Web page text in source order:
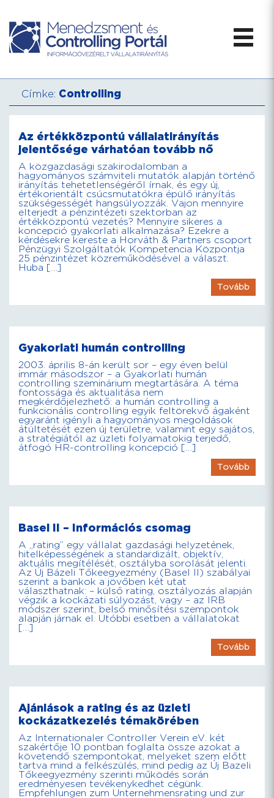
Címke: Controlling
Az értékközpontú vállalatirányítás
jelentősége várhatóan tovább nő
A közgazdasági szakirodalomban a
hagyományos számviteli mutatók alapján történő
irányítás tehetetlenségéről írnak, és egy új,
értékorientált csúcsmutatókra épülő irányítás
szükségességét hangsúlyozzák. Vajon mennyire
elterjedt a pénzintézeti szektorban az
értékközpontú vezetés? Mennyire sikeres a
koncepció gyakorlati alkalmazása? Ezekre a
kérdésekre kereste a Horváth & Partners csoport
Pénzügyi Szolgáltatók Kompetencia Központja
25 pénzintézet közreműködésével a választ.
Huba […]
Tovább
Gyakorlati humán controlling
2003. április 8-án került sor – egy éven belül
immár másodszor – a Gyakorlati humán
controlling szeminárium megtartására. A téma
fontossága és aktualitása nem
megkérdőjelezhető: a humán controlling a
funkcionális controlling egyik feltörekvő ágaként
egyaránt igényli a hagyományos megoldások
átültetését ezen új területre, valamint egy sajátos,
a stratégiától az üzleti folyamatokig terjedő,
átfogó HR-controlling koncepció […]
Tovább
Basel II – Információs csomag
A „rating” egy vállalat gazdasági helyzetének,
hitelképességének a standardizált, objektív,
aktuális megítélését, osztályba sorolását jelenti.
Az Új Bázeli Tőkeegyezmény (Basel II) szabályai
szerint a bankok a jövőben két utat
választhatnak: – külső rating, osztályozás alapján
végzik a kockázati súlyozást, vagy – az IRB
módszer szerint, belső minősítési szempontok
alapján járnak el. Utóbbi esetben a vállalatokat
[…]
Tovább
Ajánlások a rating és az üzleti
kockázatkezelés témakörében
Az Internationaler Controller Verein eV. két
szakértője 10 pontban foglalta össze azokat a
követendő szempontokat, melyeket szem előtt
tartva mind a felkészülés, mind pedig az Új Bazeli
Tőkeegyezmény szerinti működés során
eredményesen tevékenykedhet cégünk.
Empfehlungen zum Unternehmensrating und zur